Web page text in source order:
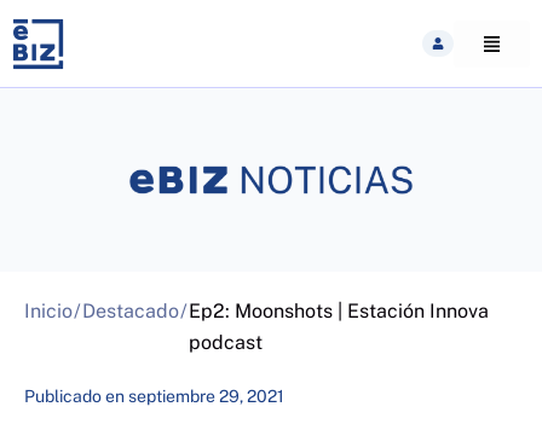
content
Inicio/Destacado/Ep2: Moonshots | Estación Innova
podcast
Publicado enseptiembre 29, 2021